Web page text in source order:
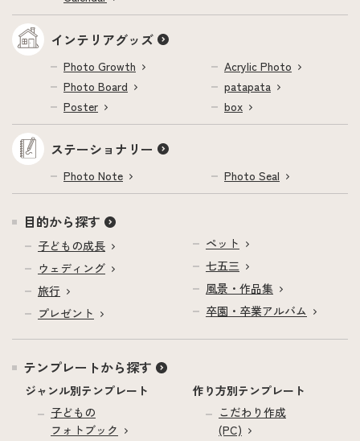
インテリアグッズ
Photo Growth
Photo Board
Poster
Acrylic Photo
patapata
box
ステーショナリー
Photo Note Photo Seal
目的から探す
子どもの成長
ウェディング
旅行
プレゼント
ペット
七五三
風景・作品集
卒園・卒業アルバム
テンプレートから探す
ジャンル別テンプレート
子どもの
フォトブック
作り方別テンプレート
こだわり作成
(PC)